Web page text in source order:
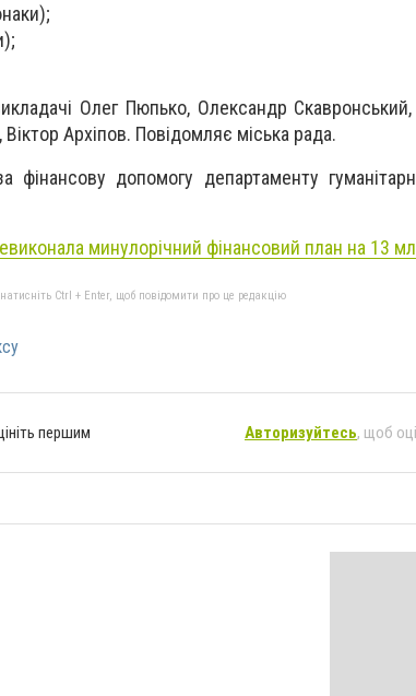
Олег Пюпько, Олександр
Архіпов. Повідомляє міська рада.
допомогу департаменту
минулорічний фінансовий план на 13
Ctrl + Enter, щоб повідомити про це редакцію
першим Авторизуйтесь, щоб